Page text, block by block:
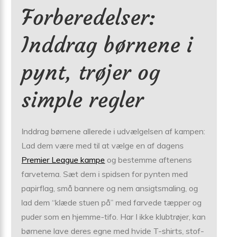
Forberedelser:
Inddrag børnene i
pynt, trøjer og
simple regler
Inddrag børnene allerede i udvælgelsen af kampen:
Lad dem være med til at vælge en af dagens
Premier League kampe og bestemme aftenens
farvetema. Sæt dem i spidsen for pynten med
papirflag, små bannere og nem ansigtsmaling, og
lad dem “klæde stuen på” med farvede tæpper og
puder som en hjemme-tifo. Har I ikke klubtrøjer, kan
børnene lave deres egne med hvide T-shirts, stof-